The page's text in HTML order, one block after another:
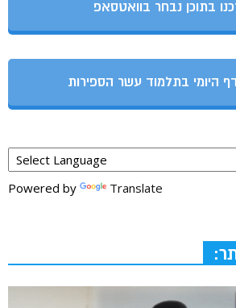
בתוכן נבחר בוואטסאפ
היומי בתלמוד עשר הספירות
Powered by Translate